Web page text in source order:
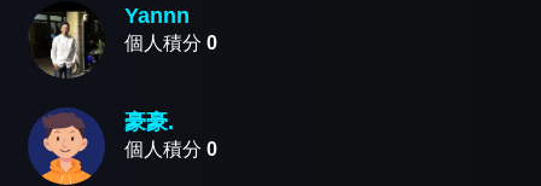
Yannn
個人積分 0
豪豪.
個人積分 0